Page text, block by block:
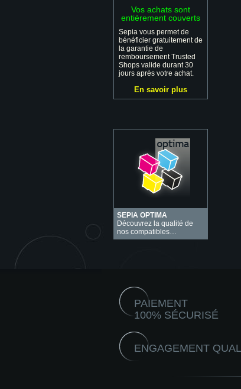
Vos achats sont
entièrement couverts
Sepia vous permet de
bénéficier gratuitement de
la garantie de
remboursement Trusted
Shops valide durant 30
jours après votre achat.
En savoir plus
SEPIA OPTIMA
Découvrez la qualité de
nos compatibles…
PAIEMENT
100% SÉCURISÉ
ENGAGEMENT